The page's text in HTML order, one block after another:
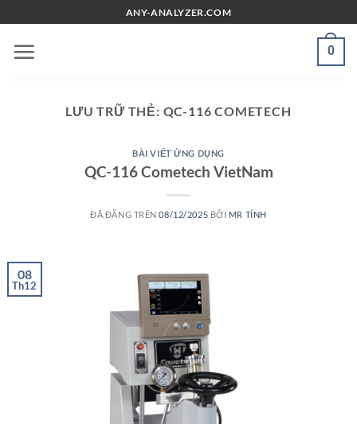
đến
nội
ANY-ANALYZER.COM
0
LƯU TRỮ THẺ: QC-116 COMETECH
BÀI VIẾT ỨNG DỤNG
QC-116 Cometech VietNam
ĐÃ ĐĂNG TRÊN08/12/2025 BỞI MR TÍNH
08
Th12